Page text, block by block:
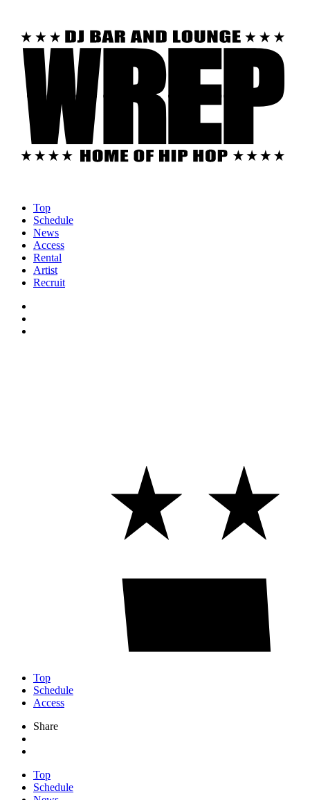
Top
Schedule
News
Access
Rental
Artist
Recruit
Top
Schedule
Access
Share
Top
Schedule